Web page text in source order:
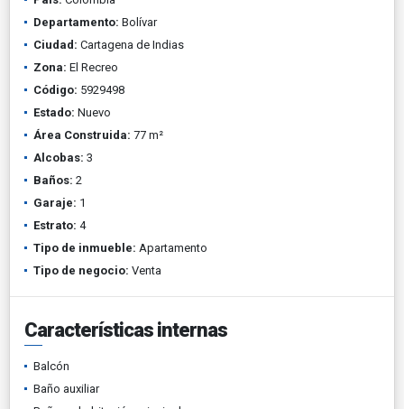
Departamento: Bolívar
Ciudad: Cartagena de Indias
Zona: El Recreo
Código: 5929498
Estado: Nuevo
Área Construida: 77 m²
Alcobas: 3
Baños: 2
Garaje: 1
Estrato: 4
Tipo de inmueble: Apartamento
Tipo de negocio: Venta
Características internas
Balcón
Baño auxiliar